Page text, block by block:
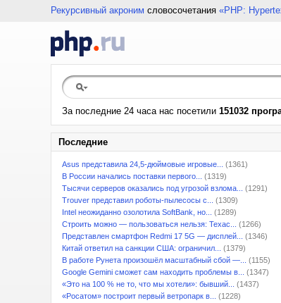
Рекурсивный акроним словосочетания «PHP:
За последние 24 часа нас посетили 151032
Последние
Asus представила 24,5-дюймовые игровые...
(1361)
В России начались поставки первого...
(1319)
Тысячи серверов оказались под угрозой взлома...
(1291)
Trouver представил роботы-пылесосы с...
(1309)
Intel неожиданно озолотила SoftBank, но...
(1289)
Строить можно — пользоваться нельзя: Техас...
(1266)
Представлен смартфон Redmi 17 5G — дисплей...
(1346)
Китай ответил на санкции США: ограничил...
(1379)
В работе Рунета произошёл масштабный сбой —...
(1155)
Google Gemini сможет сам находить проблемы в...
(1347)
«Это на 100 % не то, что мы хотели»: бывший...
(1437)
«Росатом» построит первый ветропарк в...
(1228)